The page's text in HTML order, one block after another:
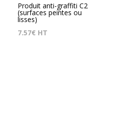
Produit anti-graffiti C2
(surfaces peintes ou
lisses)
7.57€ HT